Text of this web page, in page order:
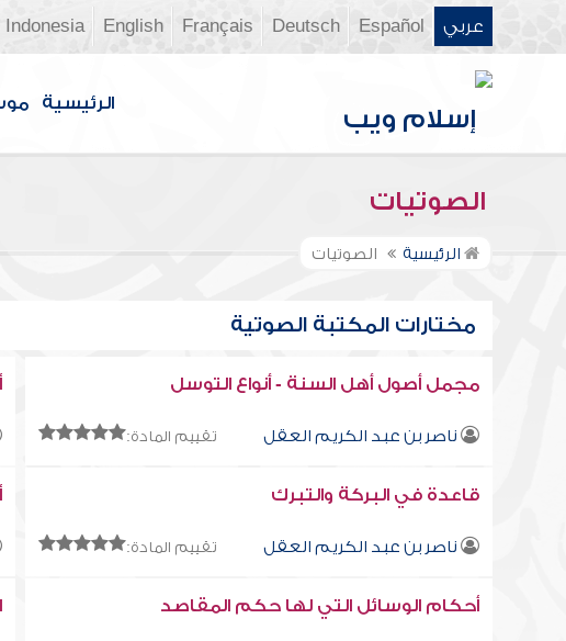
عربي Español
Deutsch
Français
English
Indonesia
الرئيسية
الصوتيات
الرئيسية الصوتيات
مختارات المكتبة الصوتية
مجمل أصول أهل السنة - أنواع التوسل
ناصر بن عبد الكريم العقل تقييم المادة:
قاعدة في البركة والتبرك
ناصر بن عبد الكريم العقل تقييم المادة:
أحكام الوسائل التي لها حكم المقاصد